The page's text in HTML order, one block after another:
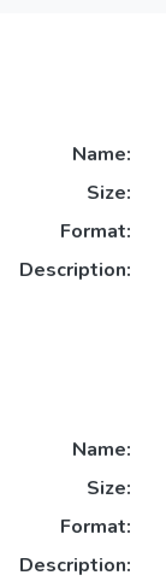
Name:
Size:
Format:
Description:
Name:
Size:
Format:
Description: